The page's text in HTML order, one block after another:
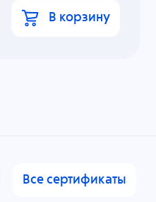
В корзину
Все сертификаты